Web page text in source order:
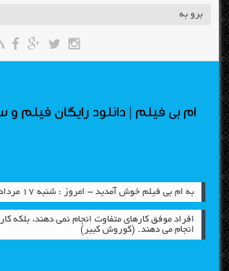
ام بی فیلم | دانلود رایگان فیلم و
به ام بی فیلم خوش آمدید - امروز : شنبه ۱۷ مرداد ۱۴۰۵
افراد موفق کارهای متفاوت انجام نمی دهند، بلکه
انجام می دهند. (کوروش کبیر)